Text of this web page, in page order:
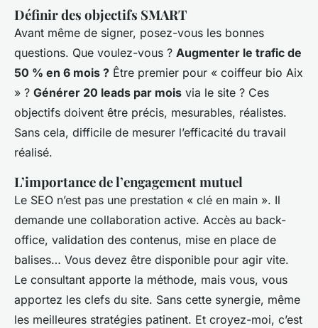
Définir des objectifs SMART
Avant même de signer, posez-vous les bonnes
questions. Que voulez-vous ? Augmenter le trafic de
50 % en 6 mois ? Être premier pour « coiffeur bio Aix
» ? Générer 20 leads par mois via le site ? Ces
objectifs doivent être précis, mesurables, réalistes.
Sans cela, difficile de mesurer l’efficacité du travail
réalisé.
L’importance de l’engagement mutuel
Le SEO n’est pas une prestation « clé en main ». Il
demande une collaboration active. Accès au back-
office, validation des contenus, mise en place de
balises… Vous devez être disponible pour agir vite.
Le consultant apporte la méthode, mais vous, vous
apportez les clefs du site. Sans cette synergie, même
les meilleures stratégies patinent. Et croyez-moi, c’est